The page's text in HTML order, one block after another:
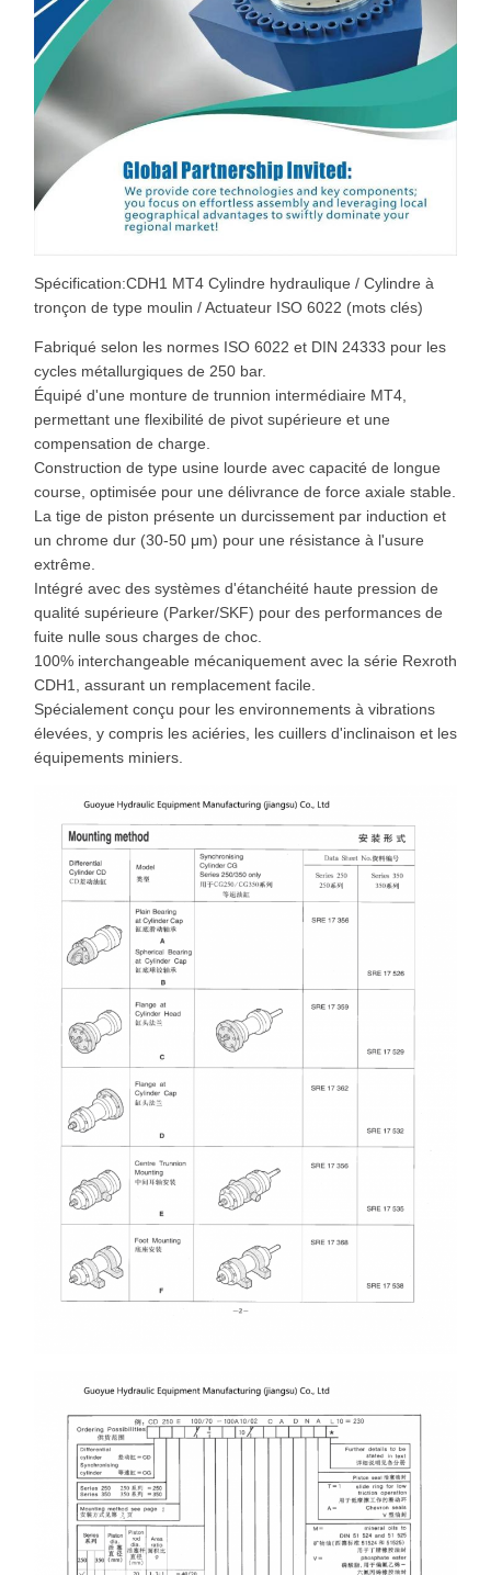
Spécification:CDH1 MT4 Cylindre hydraulique / Cylindre à
tronçon de type moulin / Actuateur ISO 6022 (mots clés)
Fabriqué selon les normes ISO 6022 et DIN 24333 pour les
cycles métallurgiques de 250 bar.
Équipé d'une monture de trunnion intermédiaire MT4,
permettant une flexibilité de pivot supérieure et une
compensation de charge.
Construction de type usine lourde avec capacité de longue
course, optimisée pour une délivrance de force axiale stable.
La tige de piston présente un durcissement par induction et
un chrome dur (30-50 μm) pour une résistance à l'usure
extrême.
Intégré avec des systèmes d'étanchéité haute pression de
qualité supérieure (Parker/SKF) pour des performances de
fuite nulle sous charges de choc.
100% interchangeable mécaniquement avec la série Rexroth
CDH1, assurant un remplacement facile.
Spécialement conçu pour les environnements à vibrations
élevées, y compris les aciéries, les cuillers d'inclinaison et les
équipements miniers.